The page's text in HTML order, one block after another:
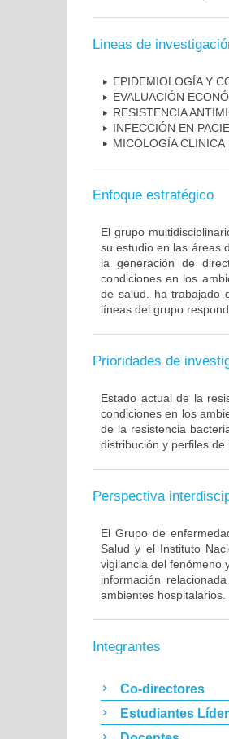
Lineas de
EPIDEMIOLOGÍA Y
EVALUACIÓN
RESISTENCIA
INFECCIÓN EN
MICOLOGÍA CLINICA
Enfoque estratégico
El grupo
su estudio en las áreas
la generación de
condiciones en los
de salud. ha trabajado
líneas del grupo
Prioridades de
Estado actual de la
condiciones en los
de la resistencia
distribución y perfiles de
Perspectiva
El Grupo de
Salud y el Instituto
vigilancia del fenómeno
información
ambientes hospitalarios.
Integrantes
Co-directores
Estudiantes